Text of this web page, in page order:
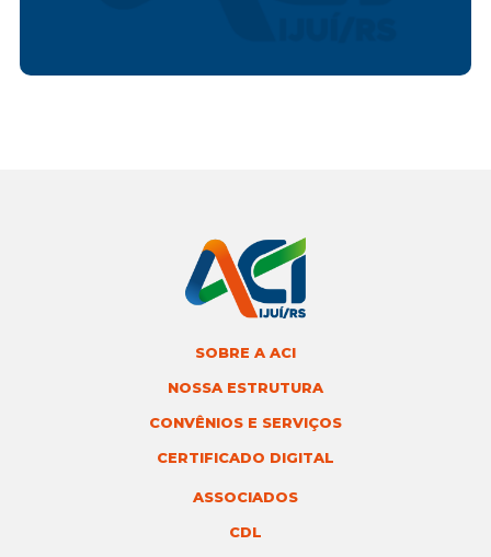
SOBRE A ACI
NOSSA ESTRUTURA
CONVÊNIOS E SERVIÇOS
CERTIFICADO DIGITAL
ASSOCIADOS
CDL